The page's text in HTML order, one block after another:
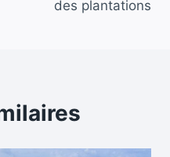
des plantations